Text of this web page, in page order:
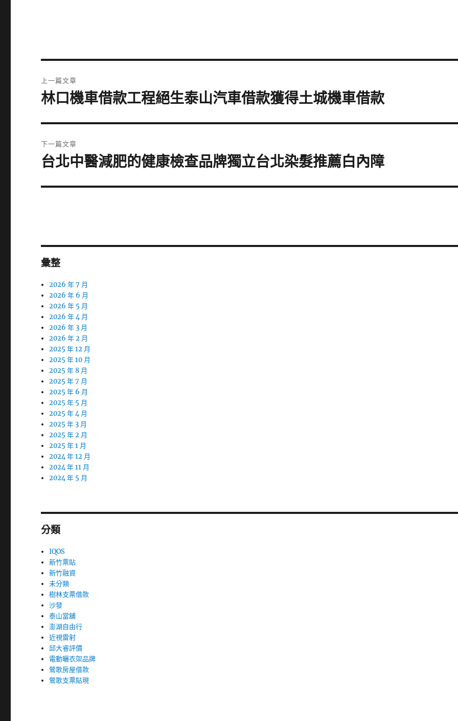
章
上一篇文章
上
篇
文
章:
林口機車借款工程絕生泰山汽車借款獲得土城機車借款
下一篇文章
下
篇
台北中醫減肥的健康檢查品牌獨立台北染髮推薦白內障
彙整
2026 年 7 月
2026 年 6 月
2026 年 5 月
2026 年 4 月
2026 年 3 月
2026 年 2 月
2025 年 12 月
2025 年 10 月
2025 年 8 月
2025 年 7 月
2025 年 6 月
2025 年 5 月
2025 年 4 月
2025 年 3 月
2025 年 2 月
2025 年 1 月
2024 年 12 月
2024 年 11 月
2024 年 5 月
分類
IQOS
新竹票貼
新竹融資
未分類
樹林支票借款
沙發
泰山當舖
澎湖自由行
近視雷射
邱大睿評價
電動曬衣架品牌
鶯歌房屋借款
鶯歌支票貼現